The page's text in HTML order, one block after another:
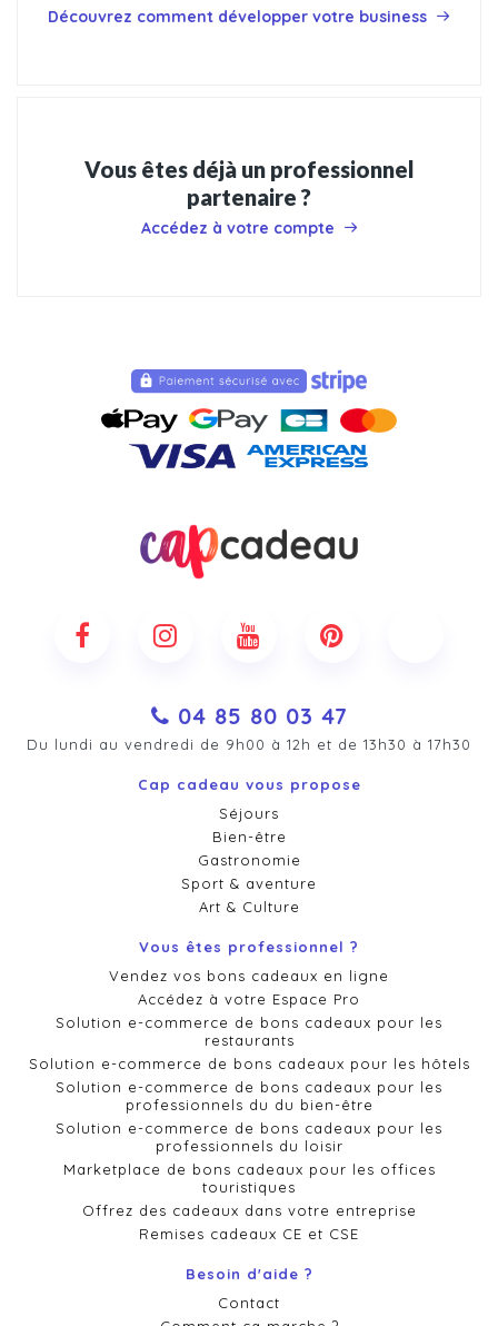
Découvrez comment développer votre business
Vous êtes déjà un professionnel
partenaire ?
Accédez à votre compte
04 85 80 03 47
Du lundi au vendredi de 9h00 à 12h et de 13h30 à 17h30
Cap cadeau vous propose
Séjours
Bien-être
Gastronomie
Sport & aventure
Art & Culture
Vous êtes professionnel ?
Vendez vos bons cadeaux en ligne
Accédez à votre Espace Pro
Solution e-commerce de bons cadeaux pour les
restaurants
Solution e-commerce de bons cadeaux pour les hôtels
Solution e-commerce de bons cadeaux pour les
professionnels du du bien-être
Solution e-commerce de bons cadeaux pour les
professionnels du loisir
Marketplace de bons cadeaux pour les offices
touristiques
Offrez des cadeaux dans votre entreprise
Remises cadeaux CE et CSE
Besoin d'aide ?
Contact